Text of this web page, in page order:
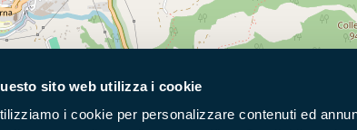
sito web utilizza i cookie
i cookie per personalizzare contenuti ed